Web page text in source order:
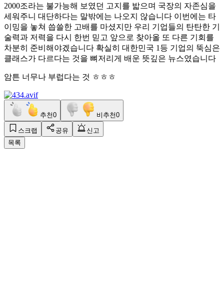
2000조라는 불가능해 보였던 고지를 밟으며 국장의 자존심을
세워주니 대단하다는 말밖에는 나오지 않습니다 이번에는 타
이밍을 놓쳐 씁쓸한 고배를 마셨지만 우리 기업들의 탄탄한 기
술력과 저력을 다시 한번 믿고 앞으로 찾아올 또 다른 기회를
차분히 준비해야겠습니다 확실히 대한민국 1등 기업의 뚝심은
클래스가 다르다는 것을 뼈저리게 배운 뜻깊은 뉴스였습니다
암튼 너무나 부럽다는 것 ㅎㅎㅎ
추천0 비추천0
스크랩 공유
신고
목록